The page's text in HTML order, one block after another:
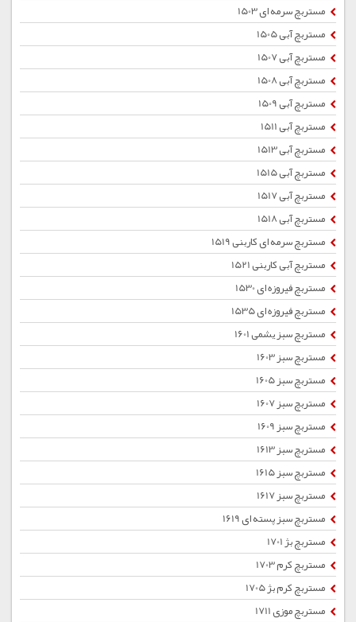
مستربچ سرمه ای 1503
مستربچ آبی 1505
مستربچ آبی 1507
مستربچ آبی 1508
مستربچ آبی 1509
مستربچ آبی 1511
مستربچ آبی 1513
مستربچ آبی 1515
مستربچ آبی 1517
مستربچ آبی 1518
مستربچ سرمه ای کاربنی 1519
مستربچ آبی کاربنی 1521
مستربچ فیروزه ای 1530
مستربچ فیروزه ای 1535
مستربچ سبز یشمی 1601
مستربچ سبز 1603
مستربچ سبز 1605
مستربچ سبز 1607
مستربچ سبز 1609
مستربچ سبز 1613
مستربچ سبز 1615
مستربچ سبز 1617
مستربچ سبز پسته ای 1619
مستربچ بژ 1701
مستربچ کرم 1703
مستربچ کرم بژ 1705
مستربچ موزی 1711